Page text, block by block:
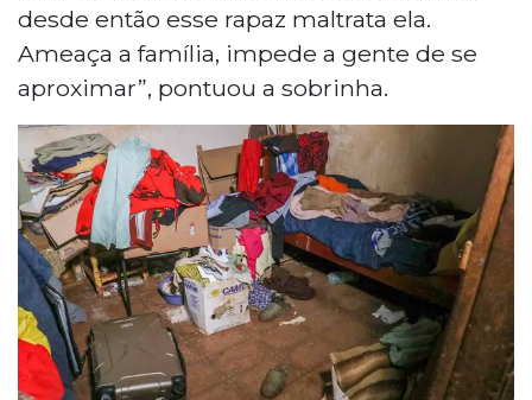
desde então esse rapaz maltrata ela.
Ameaça a família, impede a gente de se
aproximar”, pontuou a sobrinha.